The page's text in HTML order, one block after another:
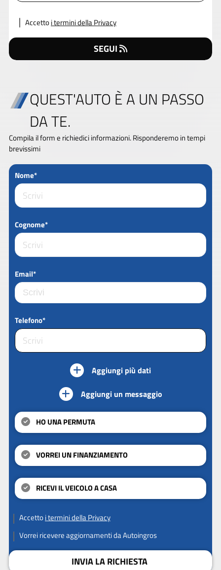
Accettoi termini della Privacy
SEGUI
QUEST'AUTO È A UN PASSO
DA TE.
Compila il form e richiedici informazioni. Risponderemo in tempi
brevissimi
Nome*
Cognome*
Email*
Telefono*
Aggiungi più dati
Aggiungi un messaggio
HO UNA PERMUTA
VORREI UN FINANZIAMENTO
RICEVI IL VEICOLO A CASA
Accettoi termini della Privacy
Vorrei ricevere aggiornamenti da Autoingros
INVIA LA RICHIESTA